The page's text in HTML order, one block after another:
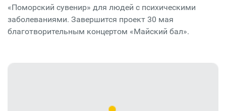
«Поморский сувенир» для людей с психическими
заболеваниями. Завершится проект 30 мая
благотворительным концертом «Майский бал».